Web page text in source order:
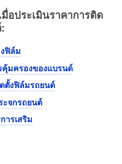
อประเมินราคาการติด
ฟิล์ม
มครองของแบรนด์
ตั้งฟิล์มรถยนต์
จกรถยนต์
ารเสริม